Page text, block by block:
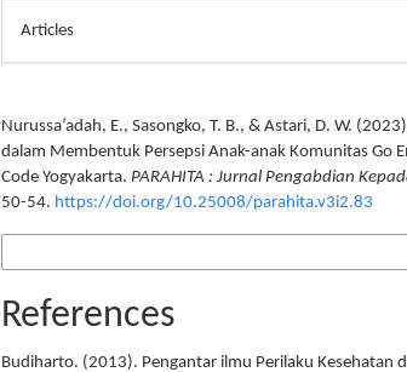
Articles
Nurussa’adah, E., Sasongko, T. B., & Astari, D. W.
dalam Membentuk Persepsi Anak-anak Komunitas Go
Code Yogyakarta.PARAHITA : Jurnal Pengabdian
50-54. https://doi.org/10.25008/parahita.v3i2.83
References
Budiharto. (2013). Pengantar ilmu Perilaku Kesehatan